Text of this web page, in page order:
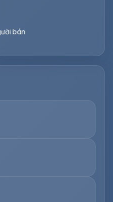
bán